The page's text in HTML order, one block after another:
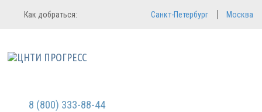
Регистрация
Мы не передаем ваши данные
третьим лицам и не рассылаем
Вход в систему
Как добраться: Санкт-Петербург Москва
8 (800) 333-88-44